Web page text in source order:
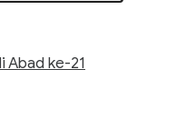
Abad ke-21